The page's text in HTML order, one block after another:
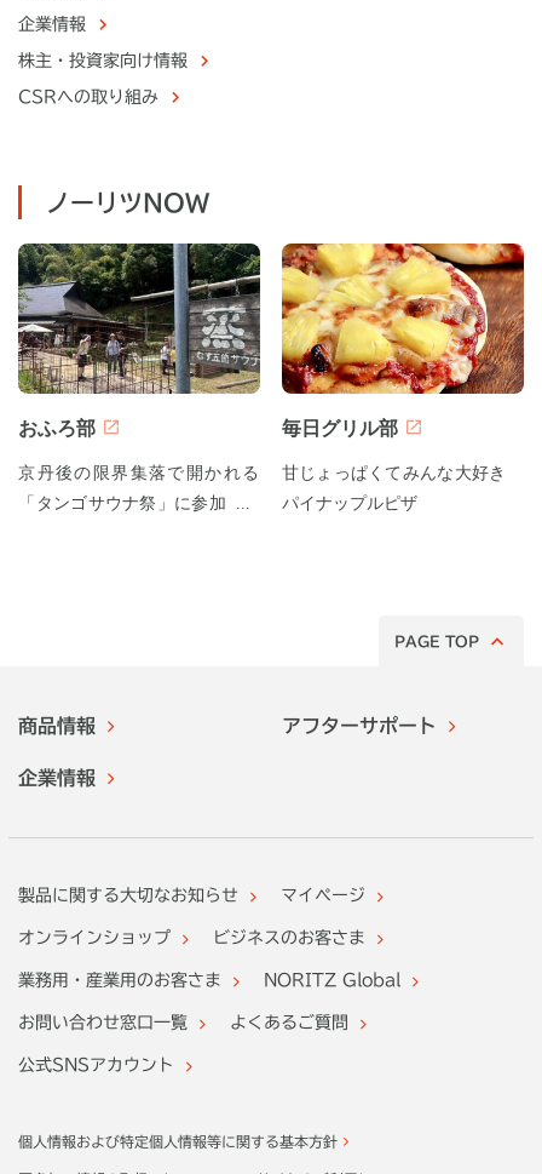
企業情報
株主・ 投資家向け情報
CSRへの取り組み
ノーリツNOW
おふろ部
京丹後の限界集落で開かれる
「タンゴサウナ祭」に参加して
毎日グリル部
甘じょっぱくてみんな大好き
パイナップルピザ
PAGE TOP
商品情報 アフターサポート
企業情報
製品に関する大切なお知らせ マイページ
オンラインショップ ビジネスのお客さま
業務用・産業用のお客さま NORITZ Global
お問い合わせ窓口一覧 よくあるご質問
公式SNSアカウント
個人情報および特定個人情報等に関する基本方針